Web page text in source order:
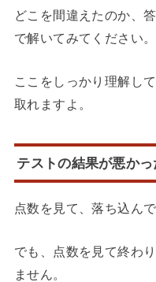
どこを間違えたのか、
で解いてみてください。
ここをしっかり理解し
取れますよ。
テストの結果が悪か
点数を見て、落ち込ん
でも、点数を見て終わ
ません。